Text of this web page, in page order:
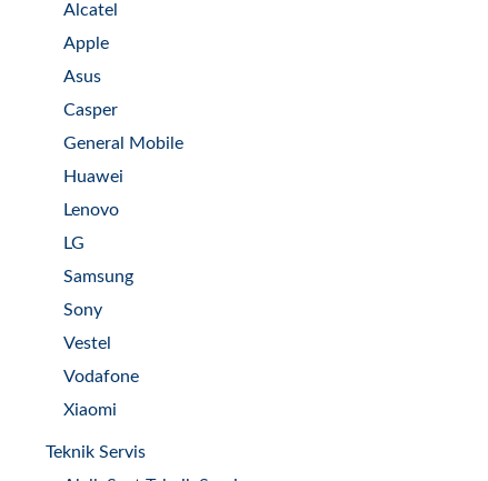
Alcatel
Apple
Asus
Casper
General Mobile
Huawei
Lenovo
LG
Samsung
Sony
Vestel
Vodafone
Xiaomi
Teknik Servis